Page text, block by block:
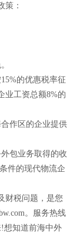
：
的优惠税率征
业工资总额8%的
作区的企业提供
包业务取得的收
件的现代物流企
税问题，是您
。服务热线
!想知道前海中外